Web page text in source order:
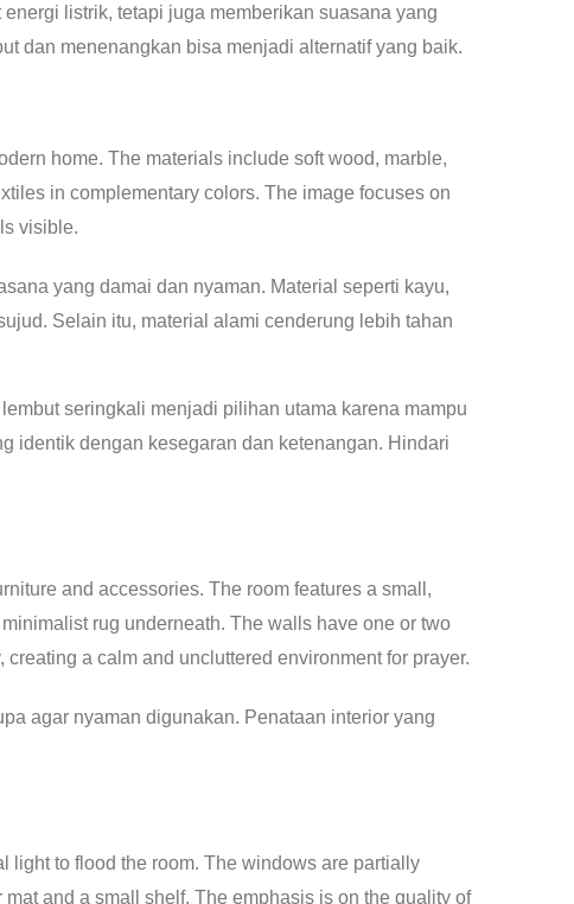
listrik, tetapi juga memberikan suasana yang
dan menenangkan bisa menjadi alternatif yang baik.
yang damai dan nyaman. Material seperti kayu,
Selain itu, material alami cenderung lebih tahan
seringkali menjadi pilihan utama karena mampu
identik dengan kesegaran dan ketenangan. Hindari
agar nyaman digunakan. Penataan interior yang